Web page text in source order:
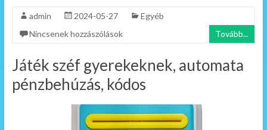
admin 2024-05-27
Egyéb
Nincsenek hozzászólások
Tovább...
Játék széf gyerekeknek, automata
pénzbehúzás, kódos